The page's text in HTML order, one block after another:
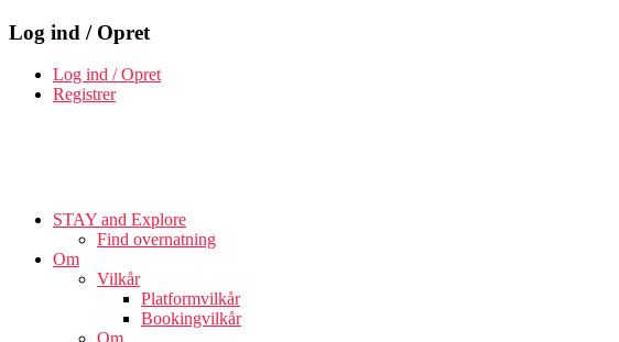
Log ind / Opret
Log ind / Opret
Registrer
STAY and Explore
Find overnatning
Om
Vilkår
Platformvilkår
Bookingvilkår